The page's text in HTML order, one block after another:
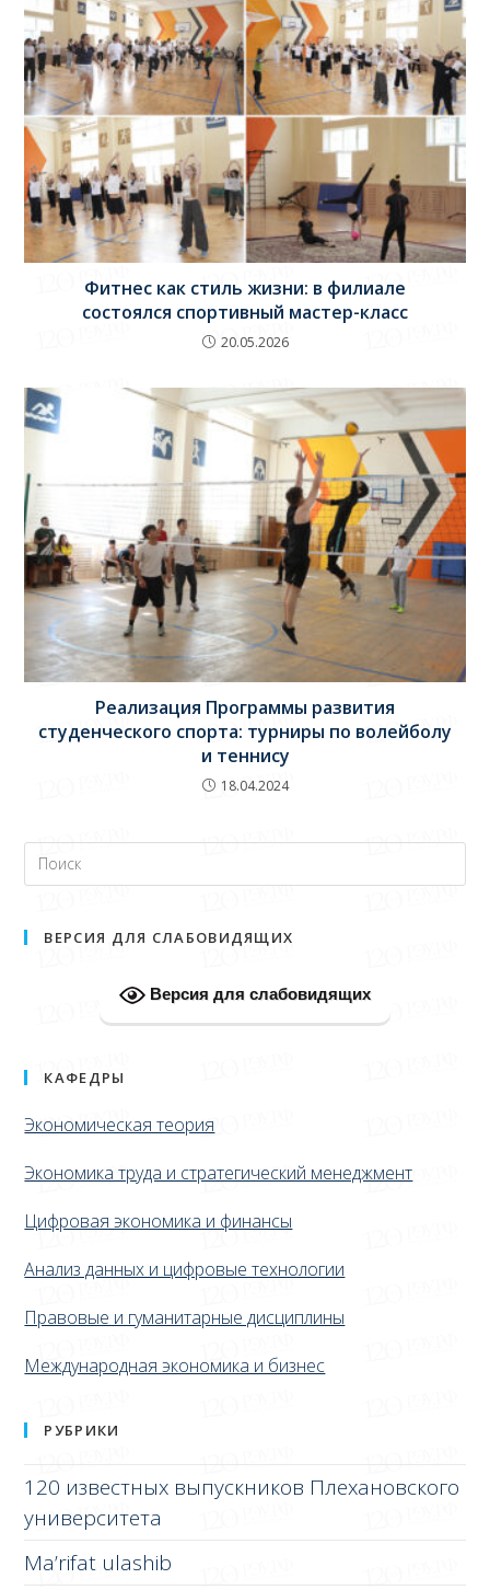
Фитнес как стиль жизни: в филиале
состоялся спортивный мастер-класс
20.05.2026
Реализация Программы развития
студенческого спорта: турниры по волейболу
и теннису
18.04.2024
ВЕРСИЯ ДЛЯ СЛАБОВИДЯЩИХ
Версия для слабовидящих
КАФЕДРЫ
Экономическая теория
Экономика труда и стратегический менеджмент
Цифровая экономика и финансы
Анализ данных и цифровые технологии
Правовые и гуманитарные дисциплины
Международная экономика и бизнес
РУБРИКИ
120 известных выпускников Плехановского
университета
Ma’rifat ulashib